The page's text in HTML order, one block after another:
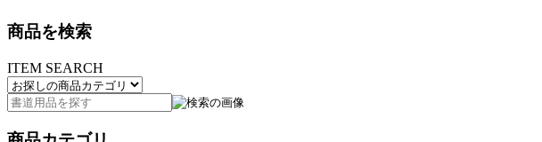
商品を検索
ITEM SEARCH